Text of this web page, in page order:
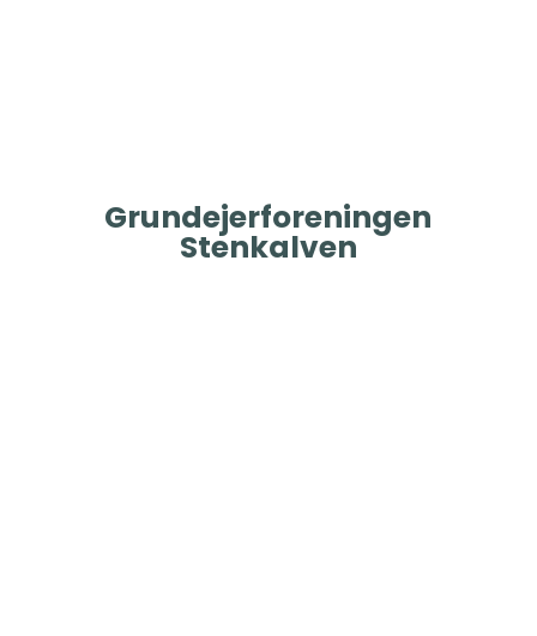
Grundejerforeningen
Stenkalven